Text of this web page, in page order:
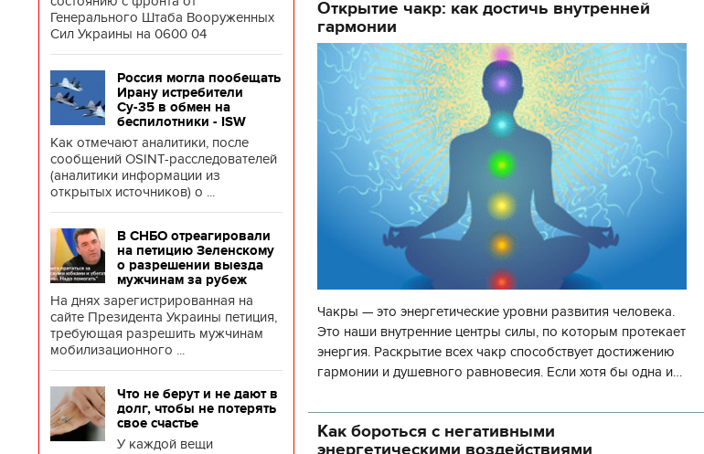
Генерального Штаба Вооруженных
Сил Украины на 0600 04
Россия могла пообещать
Ирану истребители
Су-35 в обмен на
беспилотники - ISW
Как отмечают аналитики, после
сообщений OSINT-расследователей
(аналитики информации из
открытых источников) о ...
В СНБО отреагировали
на петицию Зеленскому
о разрешении выезда
мужчинам за рубеж
На днях зарегистрированная на
сайте Президента Украины петиция,
требующая разрешить мужчинам
мобилизационного ...
Что не берут и не дают в
долг, чтобы не потерять
свое счастье
У каждой вещи
Открытие чакр: как достичь внутренней
гармонии
Чакры — это энергетические уровни развития человека.
Это наши внутренние центры силы, по которым протекает
энергия. Раскрытие всех чакр способствует достижению
гармонии и душевного равновесия. Если хотя бы одна и
Как бороться с негативными
энергетическими воздействиями